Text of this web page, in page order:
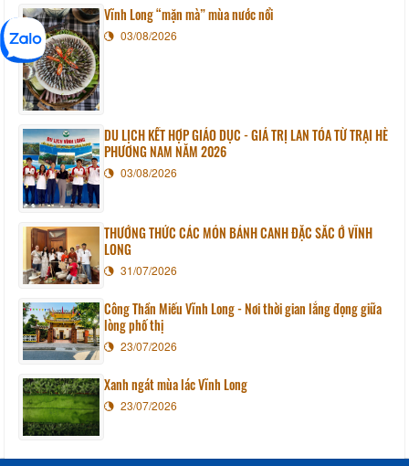
Vĩnh Long “mặn mà” mùa nước nổi
03/08/2026
DU LỊCH KẾT HỢP GIÁO DỤC - GIÁ TRỊ LAN TỎA TỪ TRẠI HÈ
PHƯƠNG NAM NĂM 2026
03/08/2026
THƯỞNG THỨC CÁC MÓN BÁNH CANH ĐẶC SẮC Ở VĨNH
LONG
31/07/2026
Công Thần Miếu Vĩnh Long - Nơi thời gian lắng đọng giữa
lòng phố thị
23/07/2026
Xanh ngát mùa lác Vĩnh Long
23/07/2026